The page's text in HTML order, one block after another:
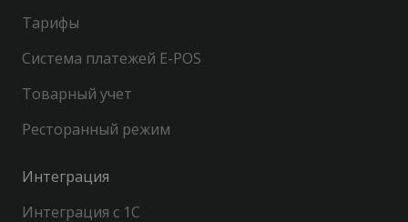
Тарифы
Система платежей E-POS
Товарный учет
Ресторанный режим
Интеграция
Интеграция с 1С